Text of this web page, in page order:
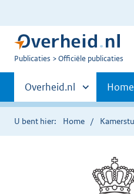
U
Publicaties Officiële publicaties
Primaire
navigatie
Andere
sites
binnen
Overheid.nl Home
U bent hier: Home